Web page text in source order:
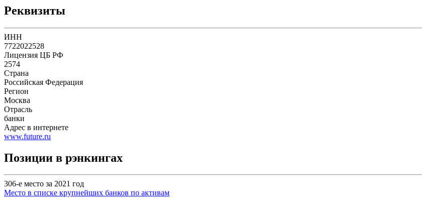
Реквизиты
ИНН
7722022528
Лицензия ЦБ РФ
2574
Страна
Российская Федерация
Регион
Москва
Отрасль
банки
Адрес в интернете
www.future.ru
Позиции в рэнкингах
306-е место за 2021 год
Место в списке крупнейших банков по активам